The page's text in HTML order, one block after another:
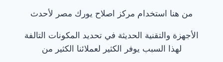
من هنا استخدام مركز اصلاح يورك مصر لأحدث
الأجهزة والتقنية الحديثة في تحديد المكونات التالفة
لهذا السبب يوفر الكثير لعملائنا الكثير من